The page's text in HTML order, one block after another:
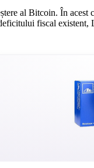
al Bitcoin. În
fiscal